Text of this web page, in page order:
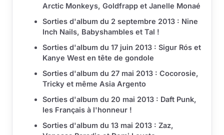
Arctic Monkeys, Goldfrapp et Janelle Monaé
Sorties d'album du 2 septembre 2013 : Nine
Inch Nails, Babyshambles et Tal !
Sorties d'album du 17 juin 2013 : Sigur Rós et
Kanye West en tête de gondole
Sorties d'album du 27 mai 2013 : Cocorosie,
Tricky et même Asia Argento
Sorties d'album du 20 mai 2013 : Daft Punk,
les Français à l'honneur !
Sorties d'album du 13 mai 2013 : Zaz,